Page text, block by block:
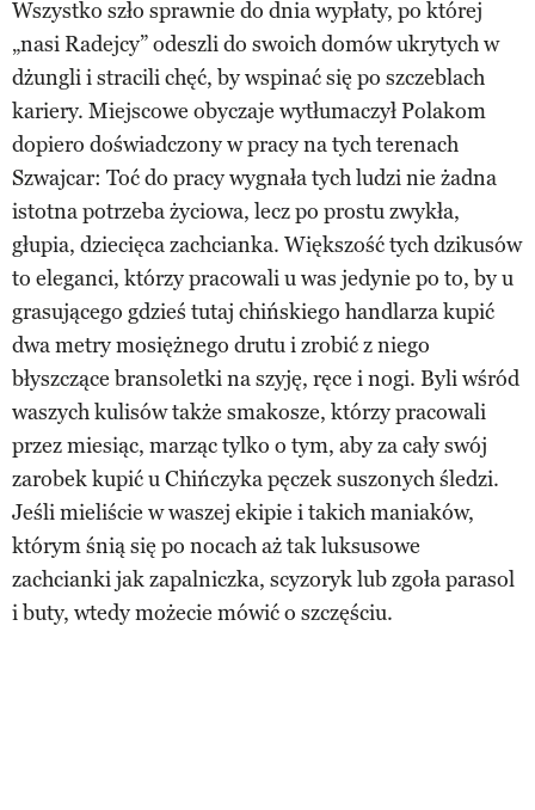
Wszystko szło sprawnie do dnia wypłaty, po której
„nasi Radejcy” odeszli do swoich domów ukrytych w
dżungli i stracili chęć, by wspinać się po szczeblach
kariery. Miejscowe obyczaje wytłumaczył Polakom
dopiero doświadczony w pracy na tych terenach
Szwajcar: Toć do pracy wygnała tych ludzi nie żadna
istotna potrzeba życiowa, lecz po prostu zwykła,
głupia, dziecięca zachcianka. Większość tych dzikusów
to eleganci, którzy pracowali u was jedynie po to, by u
grasującego gdzieś tutaj chińskiego handlarza kupić
dwa metry mosiężnego drutu i zrobić z niego
błyszczące bransoletki na szyję, ręce i nogi. Byli wśród
waszych kulisów także smakosze, którzy pracowali
przez miesiąc, marząc tylko o tym, aby za cały swój
zarobek kupić u Chińczyka pęczek suszonych śledzi.
Jeśli mieliście w waszej ekipie i takich maniaków,
którym śnią się po nocach aż tak luksusowe
zachcianki jak zapalniczka, scyzoryk lub zgoła parasol
i buty, wtedy możecie mówić o szczęściu.